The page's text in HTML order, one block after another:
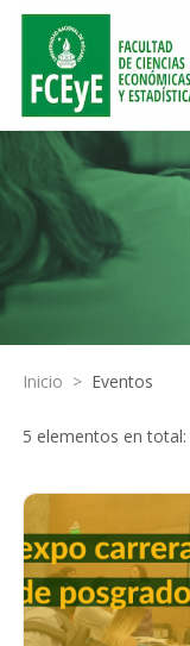
Inicio > Eventos
5 elementos en total: